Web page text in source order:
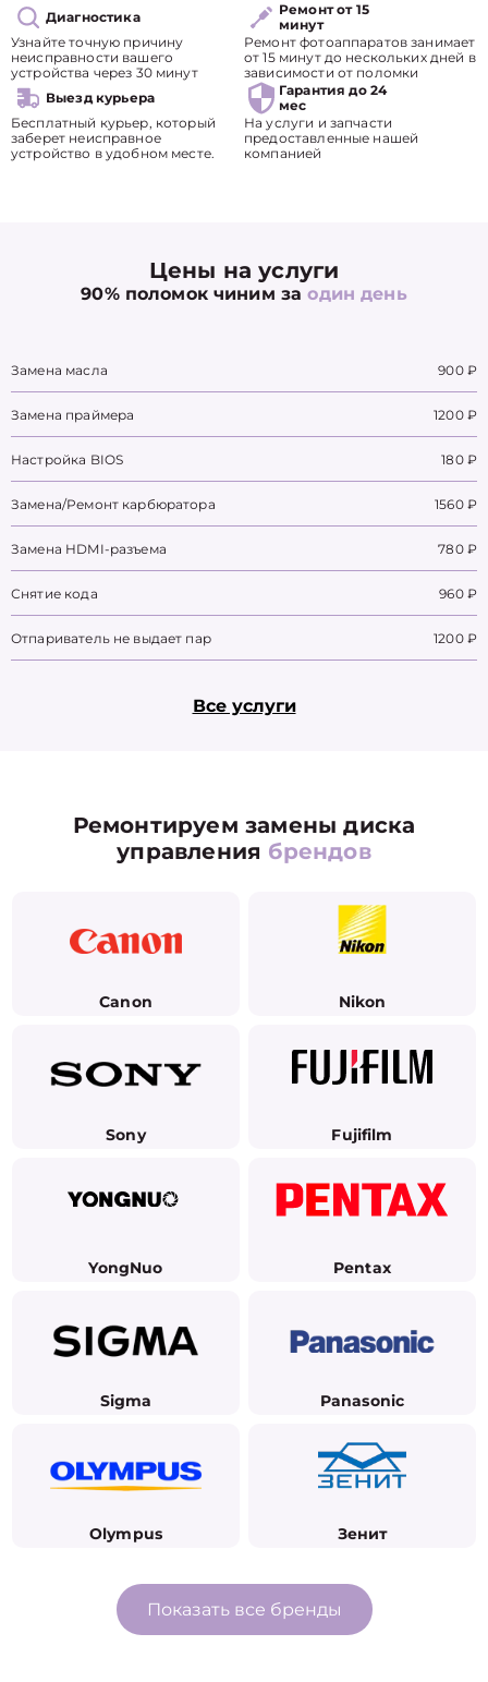
Диагностика
Узнайте точную причину
неисправности вашего
устройства через 30 минут
Ремонт от 15
минут
Ремонт фотоаппаратов занимает
от 15 минут до нескольких дней в
зависимости от поломки
Выезд курьера
Бесплатный курьер, который
заберет неисправное
устройство в удобном месте.
Гарантия до 24
мес
На услуги и запчасти
предоставленные нашей
компанией
Цены на услуги
90% поломок чиним заодин день
Замена масла 900 ₽
Замена праймера 1200 ₽
Настройка BIOS 180 ₽
Замена/Pемонт карбюратора 1560 ₽
Замена HDMI-разъема 780 ₽
Снятие кода 960 ₽
Отпариватель не выдает пар 1200 ₽
Все услуги
Ремонтируем замены диска
управления брендов
Canon Nikon
Sony Fujifilm
YongNuo Pentax
Sigma Panasonic
Olympus Зенит
Показать все бренды